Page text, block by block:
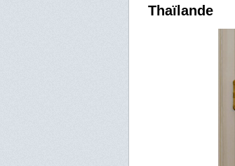
Thaïlande